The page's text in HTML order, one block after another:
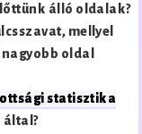
álló oldalak?
mellyel
oldal
statisztika